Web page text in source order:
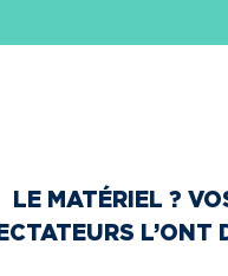
LE MATÉRIEL ?
L’ONT